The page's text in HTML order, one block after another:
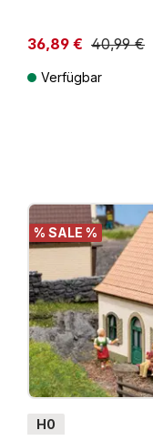
36,89 € 40,99 €
Verfügbar
% SALE %
H0